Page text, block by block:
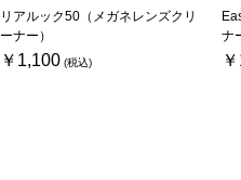
リアルック50（メガネレンズクリ
ーナー）
￥1,100
ナ